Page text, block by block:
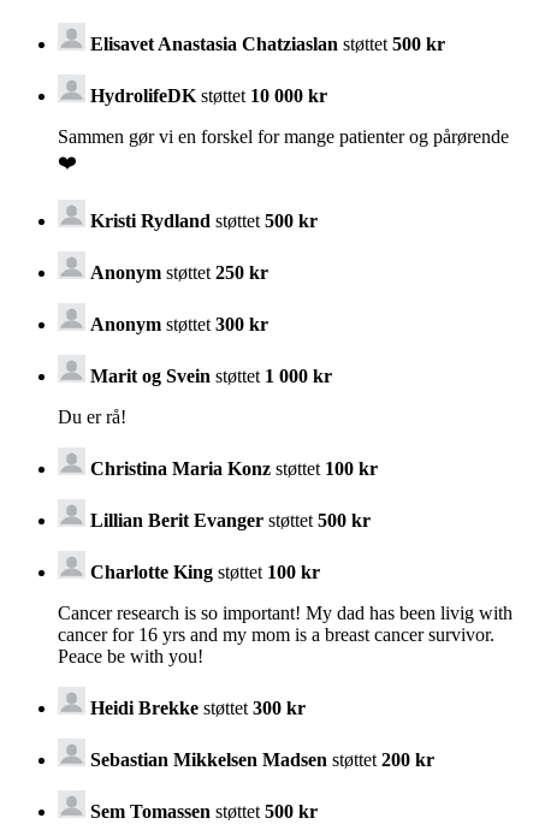
Elisavet Anastasia Chatziaslan støttet 500 kr
HydrolifeDK støttet 10 000 kr
Sammen gør vi en forskel for mange patienter og pårørende
❤️
Kristi Rydland støttet 500 kr
Anonym støttet 250 kr
Anonym støttet 300 kr
Marit og Svein støttet 1 000 kr
Du er rå!
Christina Maria Konz støttet 100 kr
Lillian Berit Evanger støttet 500 kr
Charlotte King støttet 100 kr
Cancer research is so important! My dad has been livig with
cancer for 16 yrs and my mom is a breast cancer survivor.
Peace be with you!
Heidi Brekke støttet 300 kr
Sebastian Mikkelsen Madsen støttet 200 kr
Sem Tomassen støttet 500 kr